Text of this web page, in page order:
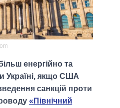
енергійно та
Україні, якщо США
санкцій проти
«Північний